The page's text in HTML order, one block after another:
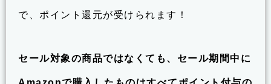
で、ポイント還元が受けられます！
セール対象の商品ではなくても、セール期間中に